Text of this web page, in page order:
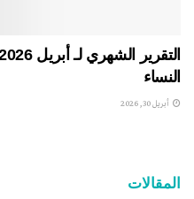
النساء
أبريل 30, 2026
المقالات